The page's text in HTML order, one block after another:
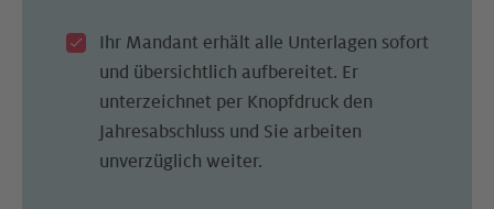
Ihr Mandant erhält alle Unterlagen sofort
und übersichtlich aufbereitet. Er
unterzeichnet per Knopfdruck den
Jahresabschluss und Sie arbeiten
unverzüglich weiter.